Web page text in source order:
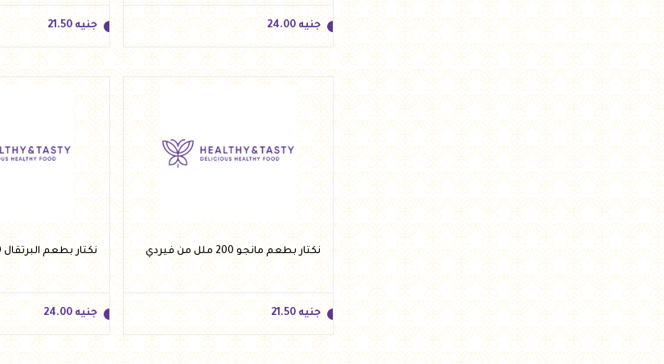
جنيه 24.00
جنيه 24.00
جنيه 21.50
جنيه 21.50
نكتار بطعم مانجو 200 ملل من فيردي
جنيه 21.50
نكتار بطعم البرتقال 200 ملل من فيردي
جنيه 24.00